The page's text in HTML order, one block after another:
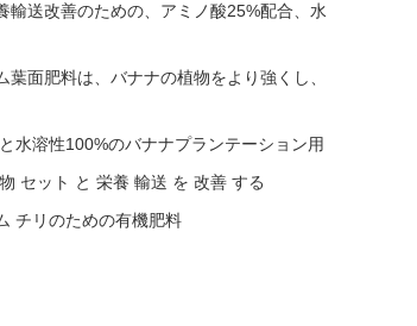
送改善のための、アミノ酸25%配合、水
面肥料は、バナナの植物をより強くし、
水溶性100%のバナナプランテーション用
セット と 栄養 輸送 を 改善 する
チリのための有機肥料